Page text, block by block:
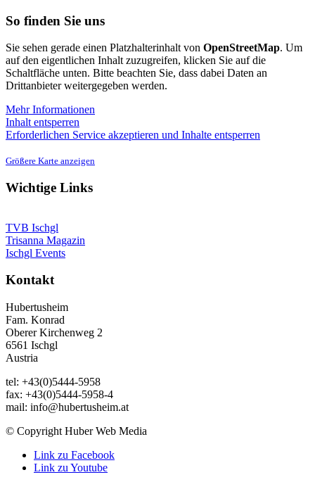
So finden Sie uns
Sie sehen gerade einen Platzhalterinhalt von OpenStreetMap. Um
auf den eigentlichen Inhalt zuzugreifen, klicken Sie auf die
Schaltfläche unten. Bitte beachten Sie, dass dabei Daten an
Drittanbieter weitergegeben werden.
Mehr Informationen
Inhalt entsperren
Erforderlichen Service akzeptieren und Inhalte entsperren
Größere Karte anzeigen
Wichtige Links
TVB Ischgl
Trisanna Magazin
Ischgl Events
Kontakt
Hubertusheim
Fam. Konrad
Oberer Kirchenweg 2
6561 Ischgl
Austria
tel: +43(0)5444-5958
fax: +43(0)5444-5958-4
mail: info@hubertusheim.at
© Copyright Huber Web Media
Link zu Facebook
Link zu Youtube